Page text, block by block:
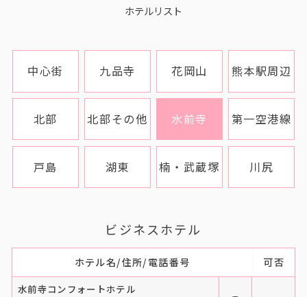
ホテルリスト
中心街 九品寺 花岡山 熊本駅周辺
北部 北部その他 水前寺 第一空港線
戸島 湖東 楠・武蔵塚 川尻
ビジネスホテル
ホテル名/住所/電話番号
可否
水前寺コンフォートホテル